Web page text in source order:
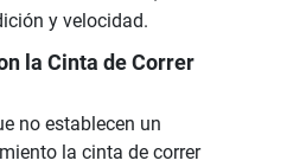
y velocidad.
la Cinta de Correr
no establecen un
la cinta de correr